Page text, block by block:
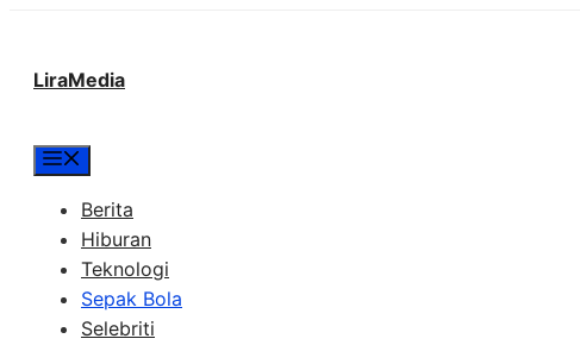
LiraMedia
Berita
Hiburan
Teknologi
Sepak Bola
Selebriti